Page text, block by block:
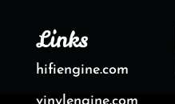
Links
hifiengine.com